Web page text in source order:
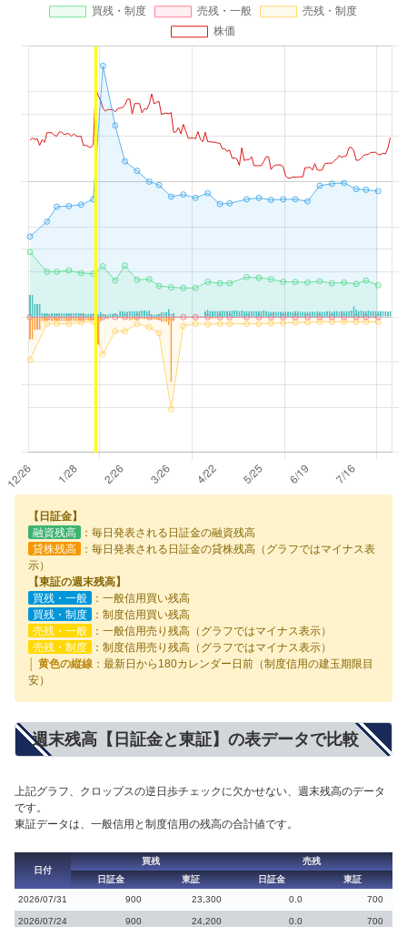
【日証金】
融資残高
：毎日発表される日証金の融資残高
貸株残高
：毎日発表される日証金の貸株残高（グラフではマイナス表
示）
【東証の週末残高】
買残・一般
：一般信用買い残高
買残・制度
：制度信用買い残高
売残・一般
：一般信用売り残高（グラフではマイナス表示）
売残・制度
：制度信用売り残高（グラフではマイナス表示）
│ 黄色の縦線 ：最新日から180カレンダー日前（制度信用の建玉期限目
安）
週末残高【日証金と東証】の表データで比較
上記グラフ、クロップスの逆日歩チェックに欠かせない、週末残高のデータ
です。
東証データは、一般信用と制度信用の残高の合計値です。
日付
買残
売残
日証金
東証 日証金
東証
2026/07/31
900 23,300 0.0 700
2026/07/24 900 24,200 0.0 700